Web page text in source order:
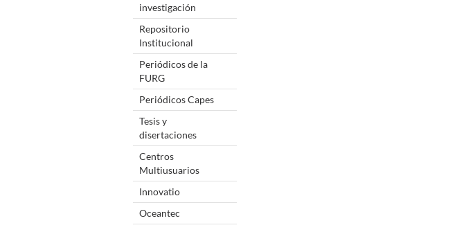
investigación
Repositorio
Institucional
Periódicos de la
FURG
Periódicos Capes
Tesis y
disertaciones
Centros
Multiusuarios
Innovatio
Oceantec